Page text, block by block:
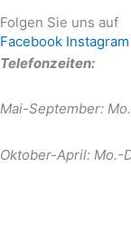
Folgen Sie uns auf
Facebook Instagram
Telefonzeiten:
Mai-September:
Oktober-April: Mo.-